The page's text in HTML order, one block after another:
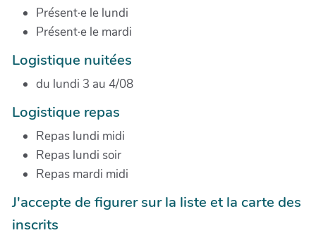
Présent·e le lundi
Présent·e le mardi
Logistique nuitées
du lundi 3 au 4/08
Logistique repas
Repas lundi midi
Repas lundi soir
Repas mardi midi
J'accepte de figurer sur la liste et la carte des
inscrits